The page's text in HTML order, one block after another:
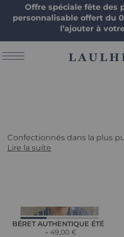
Offre spéciale fête des
personnalisable offert du
l’ajouter à
Lire la suite
BÉRET AUTHENTIQUE ÉTÉ
49,00 €